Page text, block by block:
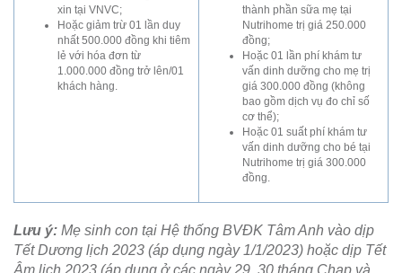
xin tại VNVC;
Hoặc giảm trừ 01 lần duy
nhất 500.000 đồng khi tiêm
lẻ với hóa đơn từ
1.000.000 đồng trở lên/01
khách hàng.
thành phần sữa mẹ tại
Nutrihome trị giá 250.000
đồng;
Hoặc 01 lần phí khám tư
vấn dinh dưỡng cho mẹ trị
giá 300.000 đồng (không
bao gồm dịch vụ đo chỉ số
cơ thể);
Hoặc 01 suất phí khám tư
vấn dinh dưỡng cho bé tại
Nutrihome trị giá 300.000
đồng.
Lưu ý: Mẹ sinh con tại Hệ thống BVĐK Tâm Anh vào dịp
Tết Dương lịch 2023 (áp dụng ngày 1/1/2023) hoặc dịp Tết
Âm lịch 2023 (áp dụng ở các ngày 29, 30 tháng Chạp và